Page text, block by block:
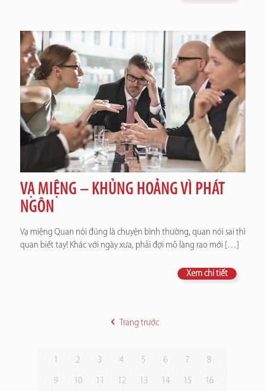
VẠ MIỆNG – KHỦNG HOẢNG VÌ PHÁT
NGÔN
Vạ miệng Quan nói đúng là chuyện bình thường, quan nói sai thì
quan biết tay! Khác với ngày xưa, phải đợi mõ làng rao mới […]
Xem chi tiết
Trang trước
1 2 3 4 5 6 7 8
9 10 11 12 13 14 15 16